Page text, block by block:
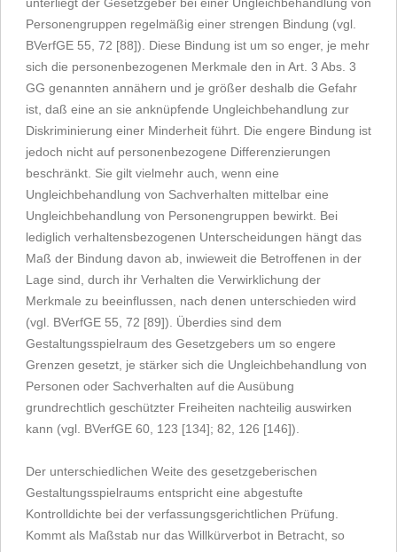
Personengruppen regelmäßig einer strengen Bindung (vgl.
BVerfGE 55, 72 [88]). Diese Bindung ist um so enger, je mehr
sich die personenbezogenen Merkmale den in Art. 3 Abs. 3
GG genannten annähern und je größer deshalb die Gefahr
ist, daß eine an sie anknüpfende Ungleichbehandlung zur
Diskriminierung einer Minderheit führt. Die engere Bindung ist
jedoch nicht auf personenbezogene Differenzierungen
beschränkt. Sie gilt vielmehr auch, wenn eine
Ungleichbehandlung von Sachverhalten mittelbar eine
Ungleichbehandlung von Personengruppen bewirkt. Bei
lediglich verhaltensbezogenen Unterscheidungen hängt das
Maß der Bindung davon ab, inwieweit die Betroffenen in der
Lage sind, durch ihr Verhalten die Verwirklichung der
Merkmale zu beeinflussen, nach denen unterschieden wird
(vgl. BVerfGE 55, 72 [89]). Überdies sind dem
Gestaltungsspielraum des Gesetzgebers um so engere
Grenzen gesetzt, je stärker sich die Ungleichbehandlung von
Personen oder Sachverhalten auf die Ausübung
grundrechtlich geschützter Freiheiten nachteilig auswirken
kann (vgl. BVerfGE 60, 123 [134]; 82, 126 [146]).
Der unterschiedlichen Weite des gesetzgeberischen
Gestaltungsspielraums entspricht eine abgestufte
Kontrolldichte bei der verfassungsgerichtlichen Prüfung.
Kommt als Maßstab nur das Willkürverbot in Betracht, so